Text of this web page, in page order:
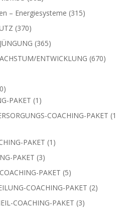
Produkte
– Energiesysteme 315315
370370
Produkte
365365
Produkte
ENTWICKLUNG 670670
60
Produkte
PAKET 1 1
Produkt
COACHING-PAKET 1
PAKET 1 1
PAKET 33
Produkte
PAKET 55
Produkte
COACHING-PAKET 22
COACHING-PAKET 33